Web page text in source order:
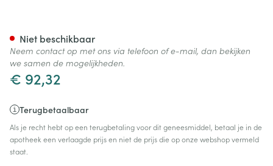
€ 92,32
Terugbetaalbaar
Als je recht hebt op een terugbetaling voor dit geneesmiddel, betaal je in de
apotheek een verlaagde prijs en niet de prijs die op onze webshop vermeld
staat.
Niet beschikbaar
Neem contact op met ons via telefoon of e-mail, dan bekijken
we samen de mogelijkheden.